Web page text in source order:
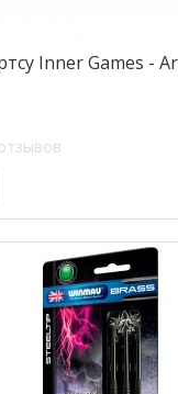
Inner Games -